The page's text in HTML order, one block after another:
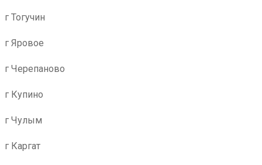
г Тогучин
г Яровое
г Черепаново
г Купино
г Чулым
г Каргат